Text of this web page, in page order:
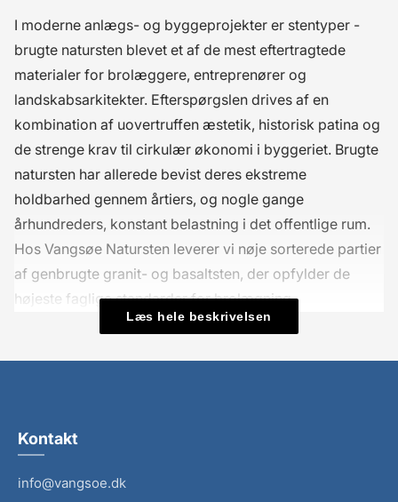
I moderne anlægs- og byggeprojekter er stentyper -
brugte natursten blevet et af de mest eftertragtede
materialer for brolæggere, entreprenører og
landskabsarkitekter. Efterspørgslen drives af en
kombination af uovertruffen æstetik, historisk patina og
de strenge krav til cirkulær økonomi i byggeriet. Brugte
natursten har allerede bevist deres ekstreme
holdbarhed gennem årtiers, og nogle gange
århundreders, konstant belastning i det offentlige rum.
Hos Vangsøe Natursten leverer vi nøje sorterede partier
af genbrugte granit- og basaltsten, der opfylder de
højeste faglige standarder for brolægning.
At vælge brugte materialer er ikke blot et spørgsmål om
at opnå et specifikt, rustikt udtryk fra dag ét; det er en
arbejder med DGNB-certificerede projekter, udgør
genanvendte natursten en massiv fordel. Uanset om
opgaven lyder på en komplet byfornyelse, restaurering
Læs hele beskrivelsen
Kontakt
info@vangsoe.dk